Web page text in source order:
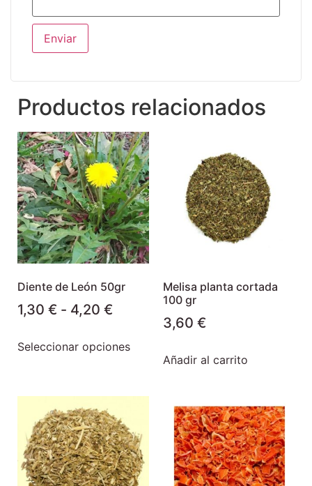
Productos relacionados
Diente de León 50gr
1,30 € - 4,20 €
Seleccionar opciones
Melisa planta cortada
100 gr
3,60 €
Añadir al carrito